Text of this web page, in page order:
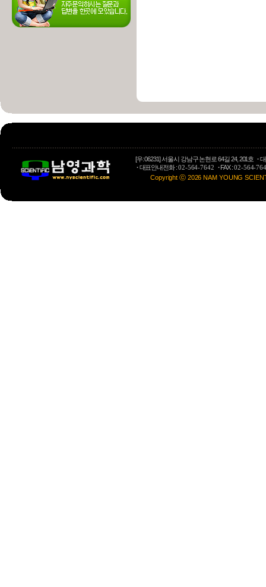
[우: 06231] 서울시 강남구 논현로 64길 24, 201호·
·대표안내전화 :02-564-7642 ·FAX :02-564-
Copyright ⓒ 2026 NAM YOUNG